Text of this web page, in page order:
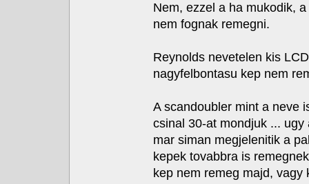
Nem, ezzel a ha mukodik,
nem fognak remegni.
Reynolds nevetelen kis
nagyfelbontasu kep nem
A scandoubler mint a neve
csinal 30-at mondjuk ...
mar siman megjelenitik a
kepek tovabbra is
kep nem remeg majd, vagy